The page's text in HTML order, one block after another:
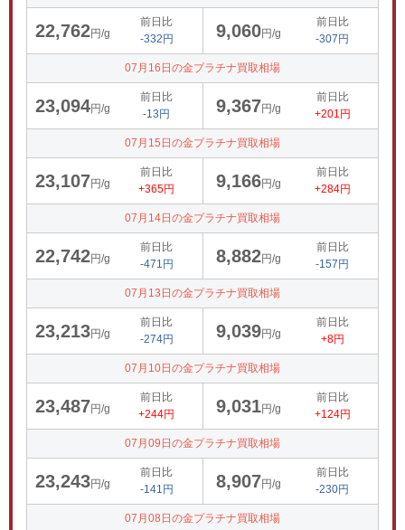
22,762円/g
前日比
-332円
9,060円/g
前日比
-307円
07月16日の金プラチナ買取相場
23,094円/g
前日比
-13円
9,367円/g
前日比
+201円
07月15日の金プラチナ買取相場
23,107円/g
前日比
+365円
9,166円/g
前日比
+284円
07月14日の金プラチナ買取相場
22,742円/g
前日比
-471円
8,882円/g
前日比
-157円
07月13日の金プラチナ買取相場
23,213円/g
前日比
-274円
9,039円/g
前日比
+8円
07月10日の金プラチナ買取相場
23,487円/g
前日比
+244円
9,031円/g
前日比
+124円
07月09日の金プラチナ買取相場
23,243円/g
前日比
-141円
8,907円/g
前日比
-230円
07月08日の金プラチナ買取相場